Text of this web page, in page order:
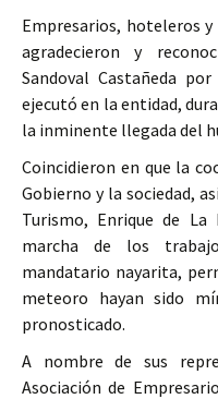
Empresarios, hoteleros
agradecieron y
Sandoval Castañeda
ejecutó en la entidad,
la inminente llegada del
Coincidieron en que la
Gobierno y la sociedad,
Turismo, Enrique de
marcha de los
mandatario nayarita,
meteoro hayan sido
pronosticado.
A nombre de sus
Asociación de